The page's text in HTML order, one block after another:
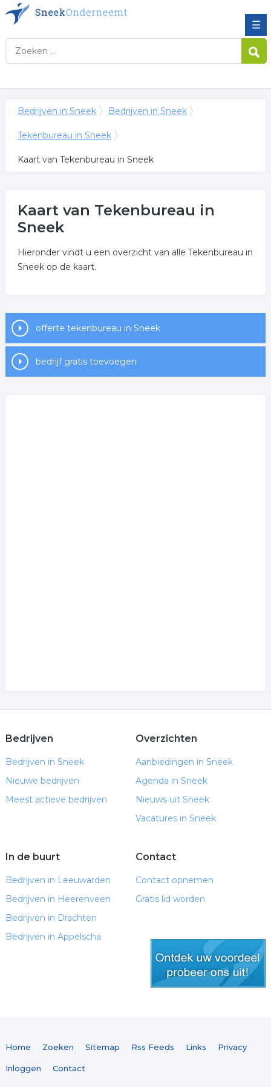
☰
Bedrijven in Sneek Bedrijven in Sneek
Tekenbureau in Sneek
Kaart van Tekenbureau in Sneek
Kaart van Tekenbureau in
Sneek
Hieronder vindt u een overzicht van alle Tekenbureau in
Sneek op de kaart.
offerte tekenbureau in Sneek
bedrijf gratis toevoegen
Bedrijven
Bedrijven in Sneek
Nieuwe bedrijven
Meest actieve bedrijven
Overzichten
Aanbiedingen in Sneek
Agenda in Sneek
Nieuws uit Sneek
Vacatures in Sneek
In de buurt
Bedrijven in Leeuwarden
Bedrijven in Heerenveen
Bedrijven in Drachten
Bedrijven in Appelscha
Contact
Contact opnemen
Gratis lid worden
Home Zoeken Sitemap Rss Feeds Links Privacy
Inloggen Contact